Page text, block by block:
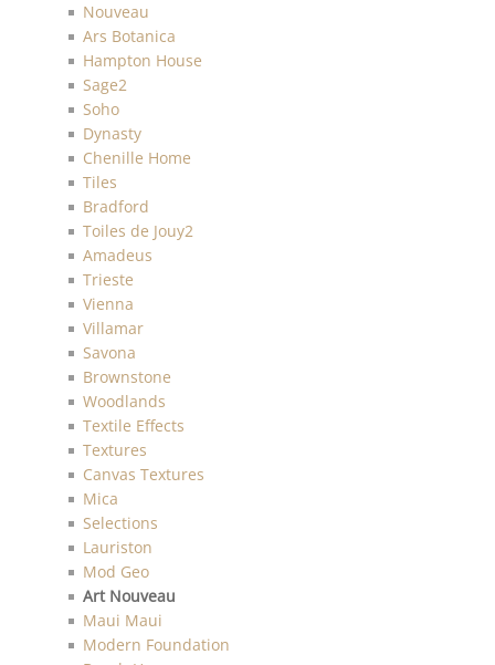
Nouveau
Ars Botanica
Hampton House
Sage2
Soho
Dynasty
Chenille Home
Tiles
Bradford
Toiles de Jouy2
Amadeus
Trieste
Vienna
Villamar
Savona
Brownstone
Woodlands
Textile Effects
Textures
Canvas Textures
Mica
Selections
Lauriston
Mod Geo
Art Nouveau
Maui Maui
Modern Foundation